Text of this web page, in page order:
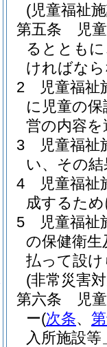
(児童福祉
第五条
児
るととも
ければな
2
児童福
に児童の
営の内容
3
児童福
い、その
4
児童福
成するた
5
児童福
の保健衛
払って設
(非常災害
第六条
児
ー(次条、
入所施設